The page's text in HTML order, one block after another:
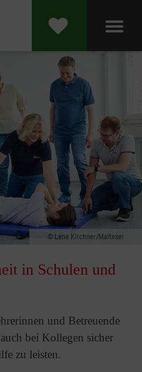
Lena Kirchner/Malteser
in Schulen und
und Betreuende
bei Kollegen sicher
zu leisten.